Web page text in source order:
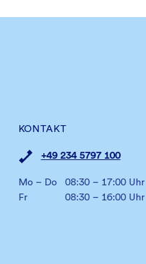
KONTAKT
+49 234 5797 100
Mo – Do
08:30 – 17:00 Uhr
Fr
08:30 – 16:00 Uhr